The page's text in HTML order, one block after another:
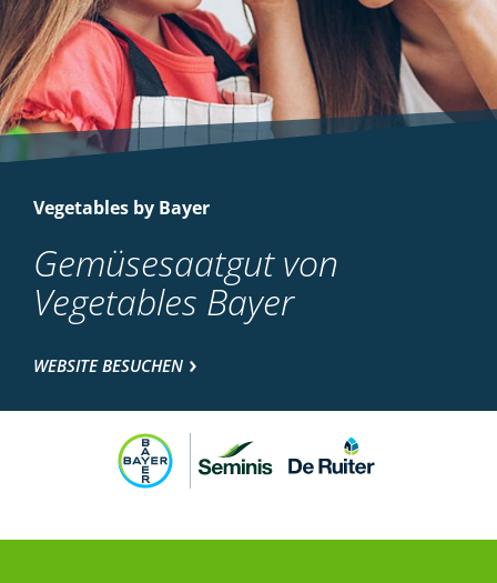
Vegetables by Bayer
Gemüsesaatgut von
Vegetables Bayer
WEBSITE BESUCHEN